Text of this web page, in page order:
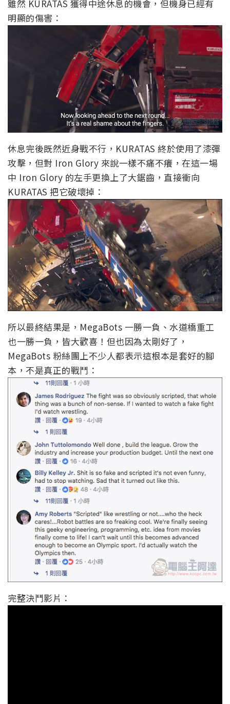
雖然 KURATAS 獲得中途休息的機會，但機身已經有
明顯的傷害：
休息完後既然近身戰不行，KURATAS 終於使用了漆彈
攻擊，但對 Iron Glory 來說一樣不痛不癢，在這一場
中 Iron Glory 的左手更換上了大鋸齒，直接衝向
KURATAS 把它破壞掉：
所以最終結果是，MegaBots 一勝一負、水道橋重工
也一勝一負，皆大歡喜！但也因為太剛好了，
MegaBots 粉絲團上不少人都表示這根本是套好的腳
本，不是真正的戰鬥：
完整決鬥影片：